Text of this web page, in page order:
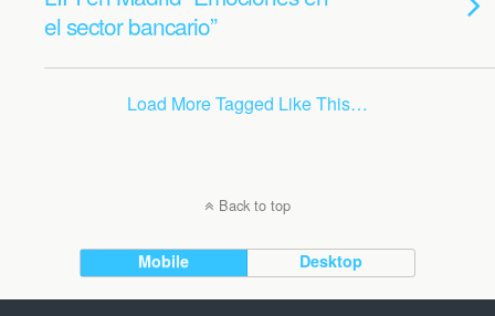
el sector bancario”
Load More Tagged Like This…
Back to top
Mobile Desktop